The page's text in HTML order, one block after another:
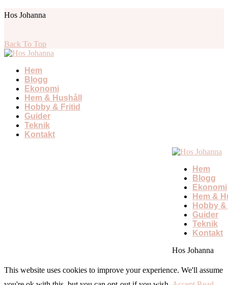
Hos Johanna
Back To Top
Hem
Blogg
Ekonomi
Hem & Hushåll
Hobby & Fritid
Guider
Teknik
Kontakt
Hem
Blogg
Ekonomi
Hem &
Hobby
Guider
Teknik
Kontakt
Hos Johanna
This website uses cookies to improve your experience. We'll assume